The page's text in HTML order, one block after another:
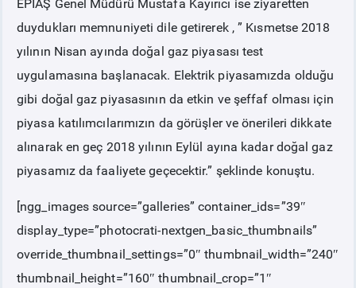
EPİAŞ Genel Müdürü Mustafa Kayırıcı ise ziyaretten
duydukları memnuniyeti dile getirerek , ” Kısmetse 2018
yılının Nisan ayında doğal gaz piyasası test
uygulamasına başlanacak. Elektrik piyasamızda olduğu
gibi doğal gaz piyasasının da etkin ve şeffaf olması için
piyasa katılımcılarımızın da görüşler ve önerileri dikkate
alınarak en geç 2018 yılının Eylül ayına kadar doğal gaz
piyasamız da faaliyete geçecektir.” şeklinde konuştu.
[ngg_images source=”galleries” container_ids=”39″
display_type=”photocrati-nextgen_basic_thumbnails”
override_thumbnail_settings=”0″ thumbnail_width=”240″
thumbnail_height=”160″ thumbnail_crop=”1″